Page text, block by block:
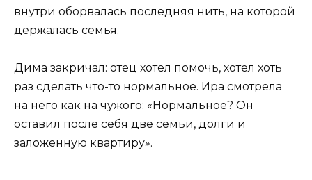
внутри оборвалась последняя нить, на которой
держалась семья.
Дима закричал: отец хотел помочь, хотел хоть
раз сделать что-то нормальное. Ира смотрела
на него как на чужого: «Нормальное? Он
оставил после себя две семьи, долги и
заложенную квартиру».